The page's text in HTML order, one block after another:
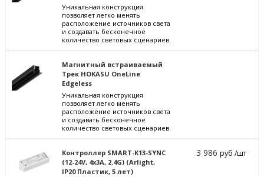
Уникальная конструкция
позволяет легко менять
расположение источников света
и создавать бесконечное
количество световых сценариев.
Магнитный встраиваемый
Трек HOKASU OneLine
Edgeless
Уникальная конструкция
позволяет легко менять
расположение источников света
и создавать бесконечное
количество световых сценариев.
Контроллер SMART-K13-SYNC
(12-24V, 4x3A, 2.4G) (Arlight,
IP20 Пластик, 5 лет)
3 986руб /шт